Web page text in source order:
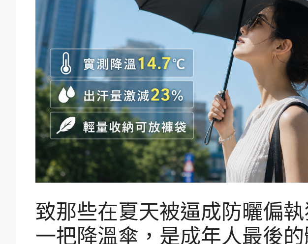
致那些在夏天被逼成防曬偏執
一把降溫傘，是成年人最後的